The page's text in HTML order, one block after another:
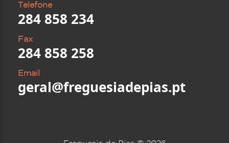
Telefone
284 858 234
Fax
284 858 258
Email
geral@freguesiadepias.pt